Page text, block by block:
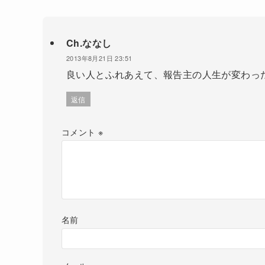
Ch.ななし
2013年8月21日 23:51
良い人とふれあえて、報告主の人生が変わっ
返信
コメント ※
名前